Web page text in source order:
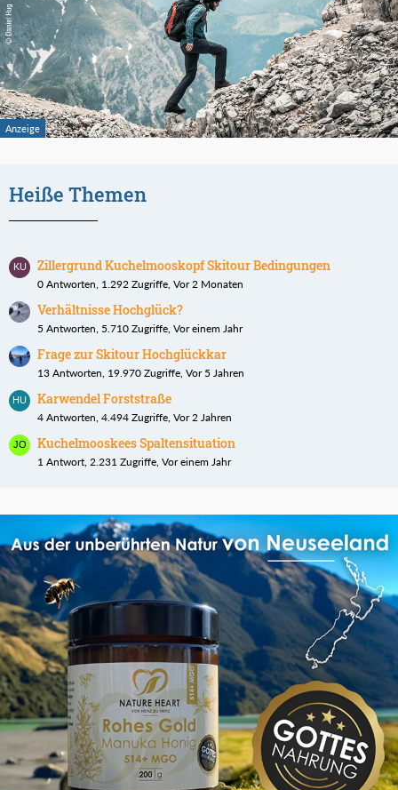
Heiße Themen
Zillergrund Kuchelmooskopf Skitour Bedingungen
0 Antworten, 1.292 Zugriffe, Vor 2 Monaten
Verhältnisse Hochglück?
5 Antworten, 5.710 Zugriffe, Vor einem Jahr
Frage zur Skitour Hochglückkar
13 Antworten, 19.970 Zugriffe, Vor 5 Jahren
Karwendel Forststraße
4 Antworten, 4.494 Zugriffe, Vor 2 Jahren
Kuchelmooskees Spaltensituation
1 Antwort, 2.231 Zugriffe, Vor einem Jahr